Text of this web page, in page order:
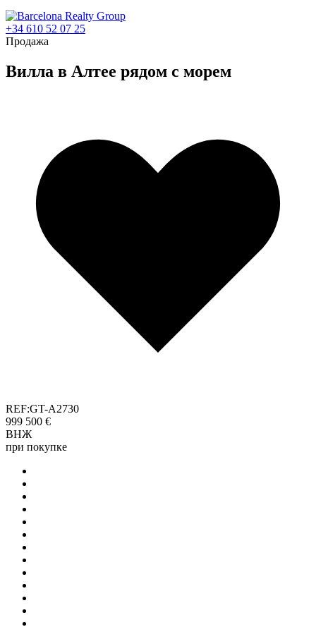
+34 610 52 07 25
Продажа
Вилла в Алтее рядом с морем
REF:GT-A2730
999 500 €
ВНЖ
при покупке